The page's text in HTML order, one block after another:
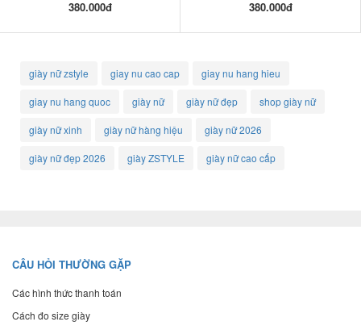
380.000đ
380.000đ
giày nữ zstyle giay nu cao cap giay nu hang hieu
giay nu hang quoc giày nữ giày nữ đẹp shop giày nữ
giày nữ xinh giày nữ hàng hiệu giày nữ 2026
giày nữ đẹp 2026 giày ZSTYLE giày nữ cao cấp
CÂU HỎI THƯỜNG GẶP
Các hình thức thanh toán
Cách đo size giày